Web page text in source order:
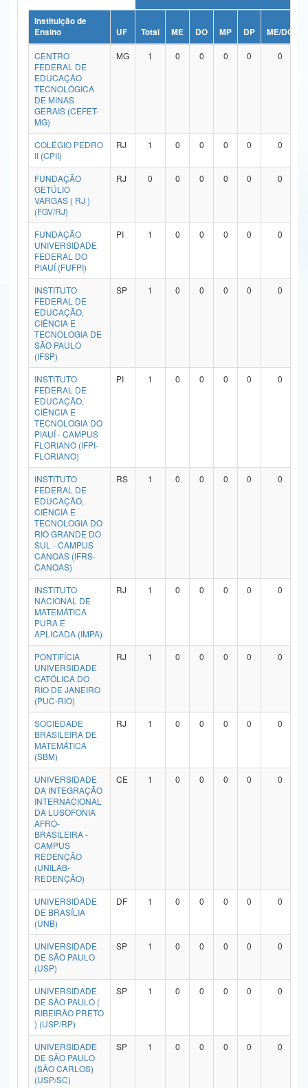
Ministério da Ciência, Tecnologia, Inovações e Comunicações
Ministério do Meio Ambiente
Ministério do Turismo
Ministério do Desenvolvimento Regional
Controladoria-Geral da União
Ministério da Mulher, da Família e dos Direitos Humanos
Secretaria-Geral
Secretaria de Governo
Gabinete de Segurança Institucional
Advocacia-Geral da União
Banco Central do Brasil
Instituição de
Ensino
UF Total ME DO MP DP ME/DO
CENTRO
FEDERAL DE
EDUCAÇÃO
TECNOLÓGICA
DE MINAS
GERAIS (CEFET-
MG)
MG 1 0 0 0 0 0
COLÉGIO PEDRO
II (CPII)
RJ 1 0 0 0 0 0
FUNDAÇÃO
GETÚLIO
VARGAS ( RJ )
(FGV/RJ)
RJ 0 0 0 0 0 0
FUNDAÇÃO
UNIVERSIDADE
FEDERAL DO
PIAUÍ (FUFPI)
PI 1 0 0 0 0 0
INSTITUTO
FEDERAL DE
EDUCAÇÃO,
CIÊNCIA E
TECNOLOGIA DE
SÃO PAULO
(IFSP)
SP 1 0 0 0 0 0
INSTITUTO
FEDERAL DE
EDUCAÇÃO,
CIÊNCIA E
TECNOLOGIA DO
PIAUÍ - CAMPUS
FLORIANO (IFPI-
FLORIANO)
PI 1 0 0 0 0 0
INSTITUTO
FEDERAL DE
EDUCAÇÃO,
CIÊNCIA E
TECNOLOGIA DO
RIO GRANDE DO
SUL - CAMPUS
CANOAS (IFRS-
CANOAS)
RS 1 0 0 0 0 0
INSTITUTO
NACIONAL DE
MATEMÁTICA
PURA E
APLICADA (IMPA)
RJ 1 0 0 0 0 0
PONTIFÍCIA
UNIVERSIDADE
CATÓLICA DO
RIO DE JANEIRO
(PUC-RIO)
RJ 1 0 0 0 0 0
SOCIEDADE
BRASILEIRA DE
MATEMÁTICA
(SBM)
RJ 1 0 0 0 0 0
UNIVERSIDADE
DA INTEGRAÇÃO
INTERNACIONAL
DA LUSOFONIA
AFRO-
BRASILEIRA -
CAMPUS
REDENÇÃO
(UNILAB-
REDENÇÃO)
CE 1 0 0 0 0 0
UNIVERSIDADE
DE BRASÍLIA
(UNB)
DF 1 0 0 0 0 0
UNIVERSIDADE
DE SÃO PAULO
(USP)
SP 1 0 0 0 0 0
UNIVERSIDADE
DE SÃO PAULO (
RIBEIRÃO PRETO
) (USP/RP)
SP 1 0 0 0 0 0
UNIVERSIDADE
DE SÃO PAULO
(SÃO CARLOS)
(USP/SC)
SP 1 0 0 0 0 0